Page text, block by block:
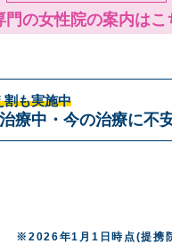
門の女性院の案内はこ
割も実施中
療中・今の治療に不
※2026年1月1日時点(提携